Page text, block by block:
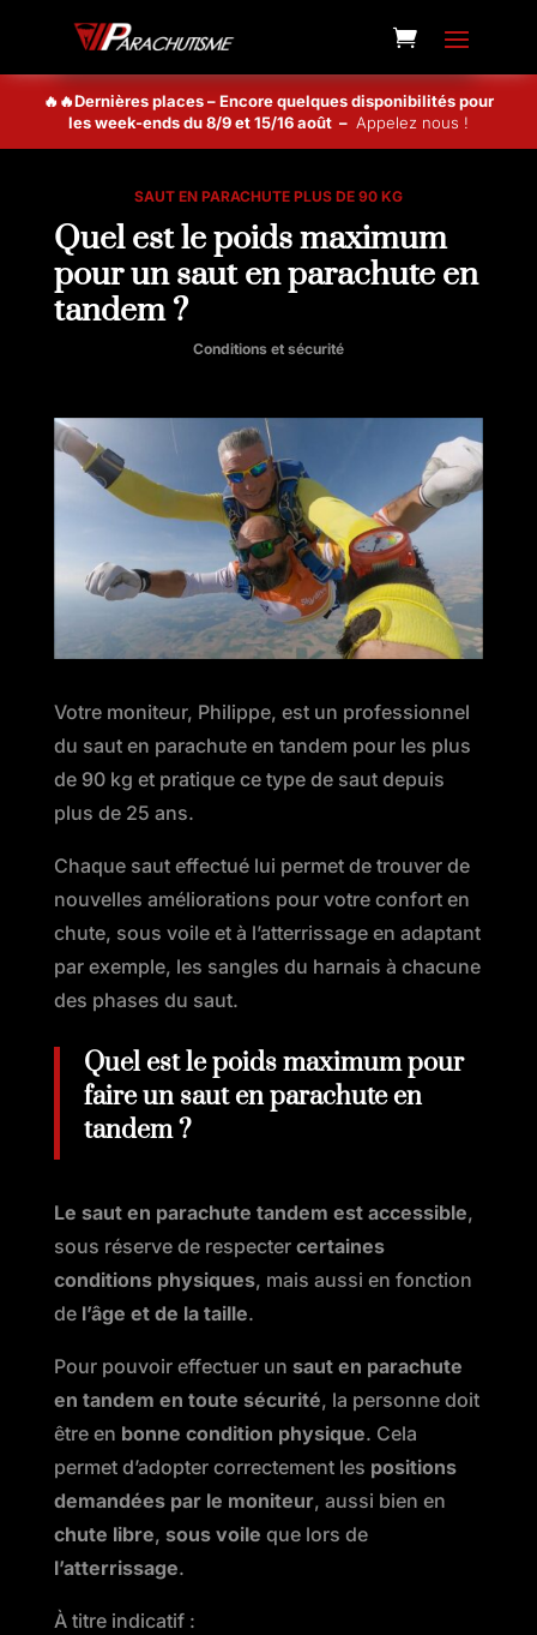
🔥🔥Dernières places – Encore quelques disponibilités pour
les week-ends du 8/9 et 15/16 août – Appelez nous !
SAUT EN PARACHUTE PLUS DE 90 KG
Quel est le poids maximum
pour un saut en parachute en
tandem ?
Conditions et sécurité
Votre moniteur, Philippe, est un professionnel
du saut en parachute en tandem pour les plus
de 90 kg et pratique ce type de saut depuis
plus de 25 ans.
Chaque saut effectué lui permet de trouver de
nouvelles améliorations pour votre confort en
chute, sous voile et à l’atterrissage en adaptant
par exemple, les sangles du harnais à chacune
des phases du saut.
Quel est le poids maximum pour
faire un saut en parachute en
tandem ?
Le saut en parachute tandem est accessible,
sous réserve de respecter certaines
conditions physiques, mais aussi en fonction
de l’âge et de la taille.
Pour pouvoir effectuer un saut en parachute
en tandem en toute sécurité, la personne doit
être en bonne condition physique. Cela
permet d’adopter correctement les positions
demandées par le moniteur, aussi bien en
chute libre, sous voile que lors de
l’atterrissage.
À titre indicatif :